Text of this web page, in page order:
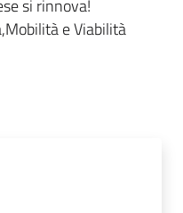
si rinnova!
e Viabilità